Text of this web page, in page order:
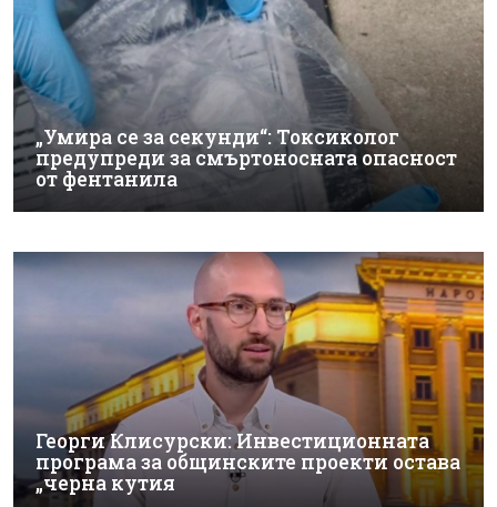
„Умира се за секунди“: Токсиколог
предупреди за смъртоносната опасност
от фентанила
Георги Клисурски: Инвестиционната
програма за общинските проекти остава
„черна кутия